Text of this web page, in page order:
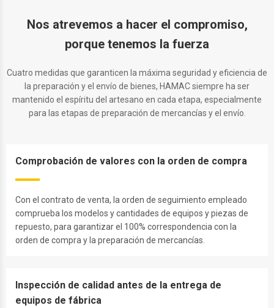
Nos atrevemos a hacer el compromiso,
porque tenemos la fuerza
Cuatro medidas que garanticen la máxima seguridad y eficiencia de
la preparación y el envío de bienes, HAMAC siempre ha ser
mantenido el espíritu del artesano en cada etapa, especialmente
para las etapas de preparación de mercancías y el envío.
Comprobación de valores con la orden de compra
Con el contrato de venta, la orden de seguimiento empleado
comprueba los modelos y cantidades de equipos y piezas de
repuesto, para garantizar el 100% correspondencia con la
orden de compra y la preparación de mercancías.
Inspección de calidad antes de la entrega de
equipos de fábrica